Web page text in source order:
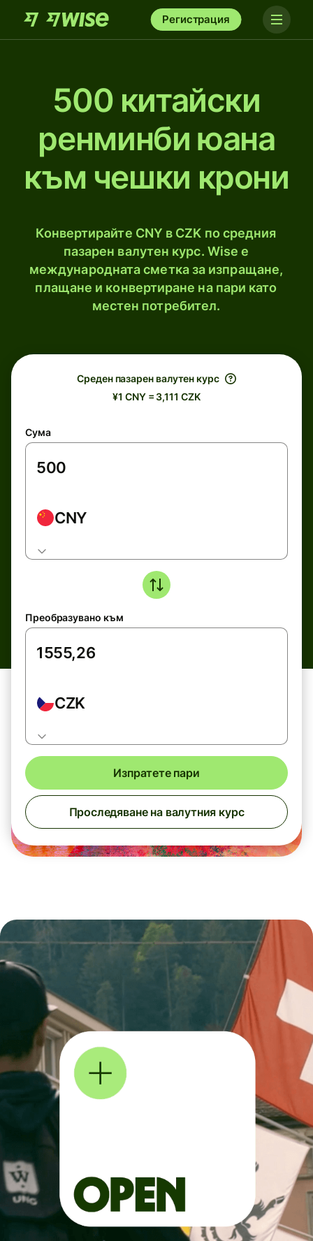
Регистрация
500 китайски
ренминби юана
към чешки крони
Конвертирайте CNY в CZK по средния
пазарен валутен курс. Wise е
международната сметка за изпращане,
плащане и конвертиране на пари като
местен потребител.
Среден пазарен валутен курс
¥1 CNY = 3,111 CZK
Сума
CNY
Преобразувано към
CZK
Изпратете пари
Проследяване на валутния курс